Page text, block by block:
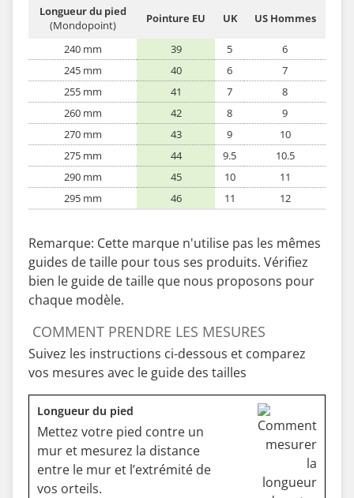
Longueur du pied
(Mondopoint)
Pointure EU UK US Hommes
240 mm 39 5
6
245 mm
40 6
7
255 mm
41 7
8
260 mm
42 8
9
270 mm
43 9
10
275 mm
44 9.5
10.5
290 mm
45 10
11
295 mm
46 11 12
Remarque: Cette marque n'utilise pas les mêmes
guides de taille pour tous ses produits. Vérifiez
bien le guide de taille que nous proposons pour
chaque modèle.
COMMENT PRENDRE LES MESURES
Suivez les instructions ci-dessous et comparez
vos mesures avec le guide des tailles
Longueur du pied
Mettez votre pied contre un
mur et mesurez la distance
entre le mur et l’extrémité de
vos orteils.